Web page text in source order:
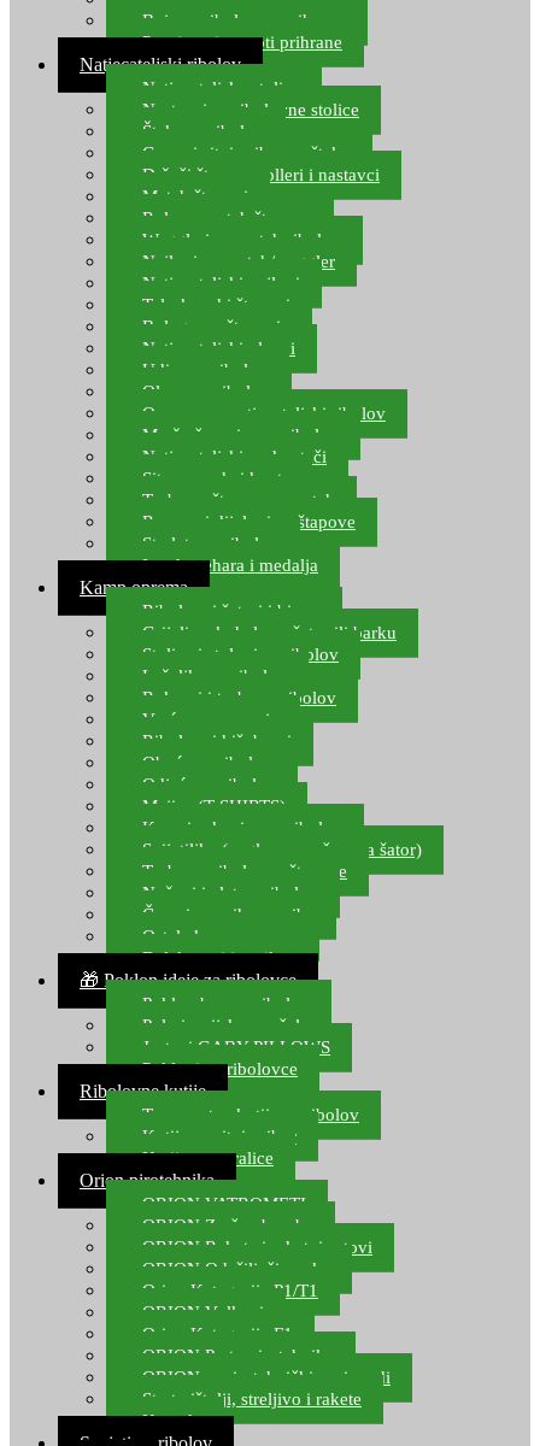
Boje za ribolovnu prihranu
Provjereni recepti prihrane
Natjecateljski ribolov
Natjecateljske stolice
Nastavci za ribolovne stolice
Šteke za ribolov
Gume i sitni pribor za šteku
Držači štapova rolleri i nastavci
Match štapovi
Role za match štapove
Waggleri za match ribolov
Najloni za match/waggler
Natjecateljski najloni
Teleskopski štapovi
Bolognese štapovi
Natjecateljski plovci
Udice za ribolov
Olovo za ribolov
Oprema za natjecateljski ribolov
Mreže čuvarice za ribolov
Natjecateljski podmetači
Sito, posude i kante
Torbe za štapove – match
Rezervni dijelovi za štapove
Starlete za ribolov
Izrada pehara i medalja
Kamp oprema
Ribolovni šatori i bivvy
Grijalice, kuhala za šator ili barku
Stolice i stolovi za ribolov
Ležaljke za ribolov
Ruksaci i torbe za ribolov
Vreće za spavanje
Ribolovni kišobrani
Obuća za ribolov
Odjeća za ribolov
Majice (T-SHIRTS)
Kape i rukavice za ribolov
Svijetiljke (naglavne, ručne, za šator)
Torbe za ribolovne štapove
Noževi i alat za ribolov
Čamci za prihranu ribe
Ostala kamp oprema
Dalekozori i optika
🎁 Poklon ideje za ribolovce
Poklon bon za ribolov
Polarizacijske naočale
Jastuci GABY PILLOWS
Pokloni za ribolovce
Ribolovne kutije
Transportne kutije za ribolov
Kutije za sitni pribor
Kutije za varalice
Orion pirotehnika
ORION VATROMETI
ORION Zračne bombe
ORION Rakete i raketni setovi
ORION Odašiljači zvuka
Orion Kategorija P1/T1
ORION Vulkani
Orion Kategorija F1
ORION Party pirotehnika
ORION nepirotehnički proizvodi
Start pištolji, streljivo i rakete
Kontakt